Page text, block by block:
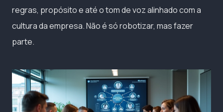
regras, propósito e até o tom de voz alinhado com a
cultura da empresa. Não é só robotizar, mas fazer
parte.